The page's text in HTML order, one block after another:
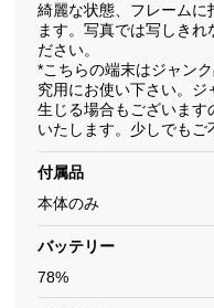
綺麗な状態、フレーム
ます。写真では写しきれ
ださい。
*こちらの端末はジャン
究用にお使い下さい。
生じる場合もございま
いたします。少しでもご
付属品
本体のみ
バッテリー
78%